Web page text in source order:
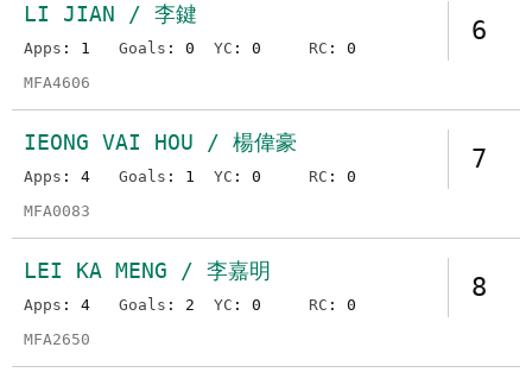
6
LI JIAN / 李鍵
Apps : 1 Goals : 0 YC : 0 RC : 0
MFA4606
7
IEONG VAI HOU / 楊偉豪
Apps : 4 Goals : 1 YC : 0 RC : 0
MFA0083
8
LEI KA MENG / 李嘉明
Apps : 4 Goals : 2 YC : 0 RC : 0
MFA2650